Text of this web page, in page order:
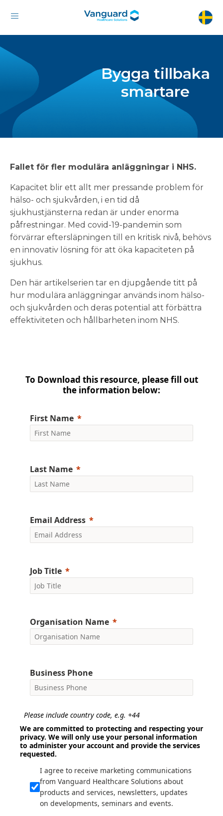
Bygga tillbaka
smartare
Fallet för fler modulära anläggningar i NHS.
Kapacitet blir ett allt mer pressande problem för
hälso- och sjukvården, i en tid då
sjukhustjänsterna redan är under enorma
påfrestningar. Med covid-19-pandemin som
förvärrar eftersläpningen till en kritisk nivå, behövs
en innovativ lösning för att öka kapaciteten på
sjukhus.
Den här artikelserien tar en djupgående titt på
hur modulära anläggningar används inom hälso-
och sjukvården och deras potential att förbättra
effektiviteten och hållbarheten inom NHS.
To Download this resource, please fill out
the information below:
First Name
Last Name
Email Address
Job Title
Organisation Name
Business Phone
Please include country code, e.g. +44
We are committed to protecting and respecting your
privacy. We will only use your personal information
to administer your account and provide the services
requested.
I agree to receive marketing communications
from Vanguard Healthcare Solutions about
products and services, newsletters, updates
on developments, seminars and events.